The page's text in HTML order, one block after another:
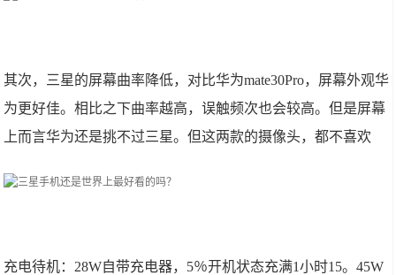
其次，三星的屏幕曲率降低，对比华为mate30Pro，屏幕外观华
为更好佳。相比之下曲率越高，误触频次也会较高。但是屏幕
上而言华为还是挑不过三星。但这两款的摄像头，都不喜欢
充电待机：28W自带充电器，5％开机状态充满1小时15。45W